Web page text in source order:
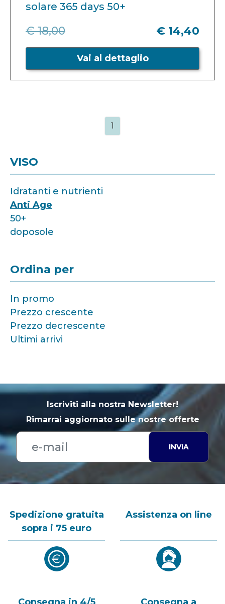
VISO
Idratanti e nutrienti
Anti Age
50+
doposole
Ordina per
In promo
Prezzo crescente
Prezzo decrescente
Ultimi arrivi
solare 365 days 50+
€ 18,00 € 14,40
Vai al dettaglio
1
Iscriviti alla nostra Newsletter!
Rimarrai aggiornato sulle nostre offerte
INVIA
Spedizione gratuita
sopra i 75 euro
Assistenza on line